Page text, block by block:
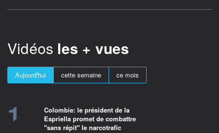
Vidéos les + vues
Aujourd'hui cette semaine ce mois
1
Colombie: le président de la
Espriella promet de combattre
"sans répit" le narcotrafic